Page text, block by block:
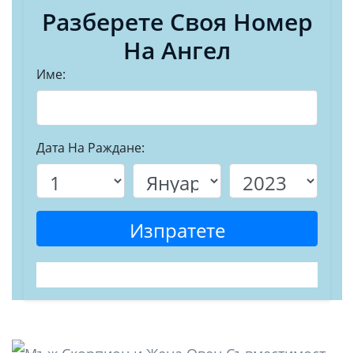
Разберете Своя Номер
На Ангел
Име:
Дата На Раждане:
Изпратете